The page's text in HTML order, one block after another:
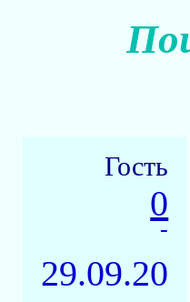
Гость
0
-
29.09.20